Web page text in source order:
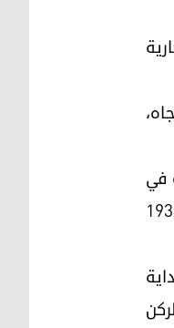
في
لواء رتل (داي)[ المقدم الركن صالح صائب الجبوري] إعتباراً من 15 نيسان 1932
بداية
الركن